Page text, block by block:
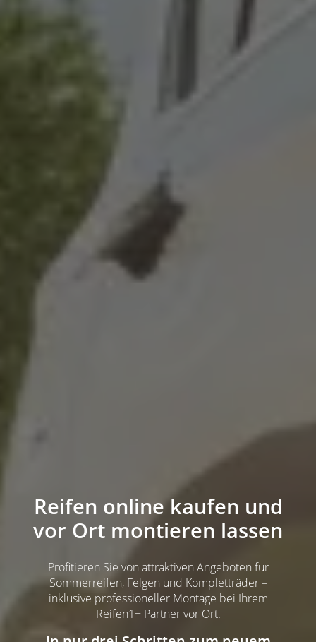
Reifen online kaufen und
vor Ort montieren lassen
Profitieren Sie von attraktiven Angeboten für
Sommerreifen, Felgen und Kompletträder –
inklusive professioneller Montage bei Ihrem
Reifen1+ Partner vor Ort.